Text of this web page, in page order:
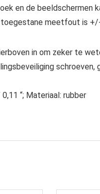
en de beeldschermen
meetfout is
in om zeker te
schroeven,
“; Materiaal: rubber